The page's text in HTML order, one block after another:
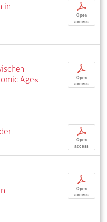
in
p
Open
access
Age«
p
Open
access
p
Open
access
p
Open
access